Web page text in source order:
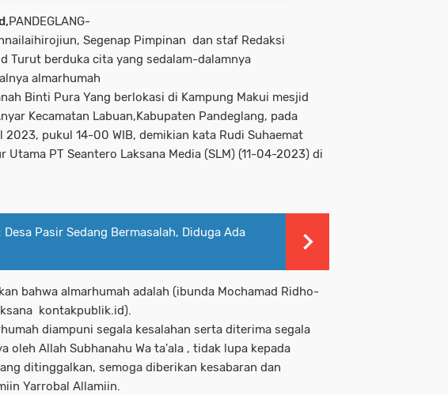
PANDEGLANG-
Segenap Pimpinan dan staf Redaksi
Turut berduka cita yang sedalam-dalamnya
almarhumah
Binti Pura Yang berlokasi di Kampung Makui mesjid
Kecamatan Labuan,Kabupaten Pandeglang, pada
2023, pukul 14-00 WIB, demikian kata Rudi Suhaemat
Utama PT Seantero Laksana Media (SLM) (11-04-2023) di
Desa Pasir Sedang Bermasalah, Diduga Ada
bahwa almarhumah adalah (ibunda Mochamad Ridho-
kontakpublik.id).
diampuni segala kesalahan serta diterima segala
oleh Allah Subhanahu Wa ta'ala , tidak lupa kepada
ditinggalkan, semoga diberikan kesabaran dan
Yarrobal Allamiin.